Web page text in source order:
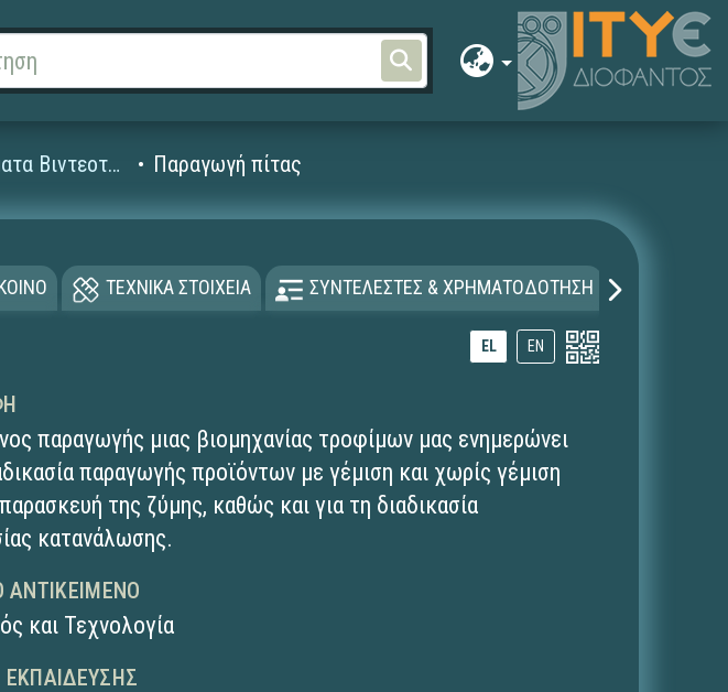
Αποσπάσματα Βιντεοταινιών (1995-2008) Παραγωγή πίτας
ΤΕΧΝΙΚΑ ΣΤΟΙΧΕΙΑ ΣΥΝΤΕΛΕΣΤΕΣ & ΧΡΗΜΑΤΟΔΟΤΗΣΗ
EL EN
παραγωγής μιας βιομηχανίας τροφίμων μας ενημερώνει
παραγωγής προϊόντων με γέμιση και χωρίς γέμιση
της ζύμης, καθώς και για τη διαδικασία
κατανάλωσης.
ΑΝΤΙΚΕΊΜΕΝΟ
και Τεχνολογία